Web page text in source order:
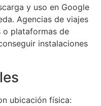
y uso en Google
Agencias de viajes
o plataformas de
instalaciones
ubicación física: